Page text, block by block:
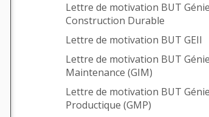
Lettre de motivation BUT
Construction Durable
Lettre de motivation BUT GEII
Lettre de motivation BUT
Maintenance (GIM)
Lettre de motivation BUT
Productique (GMP)